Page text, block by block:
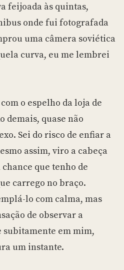
feijoada às quintas,
onde fui fotografada
uma câmera soviética
curva, eu me lembrei
o espelho da loja de
demais, quase não
Sei do risco de enfiar a
assim, viro a cabeça
que tenho de
carrego no braço.
lo com calma, mas
de observar a
subitamente em mim,
um instante.